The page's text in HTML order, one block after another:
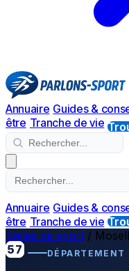
Annuaire Guides &
être Tranche de vie
Annuaire Guides &
être Tranche de vie
Salles de sport /
57
DÉPARTEMENT